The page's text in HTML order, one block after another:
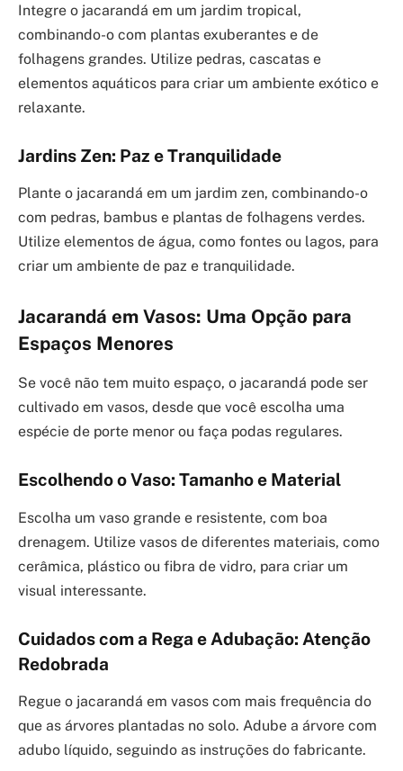
Integre o jacarandá em um jardim tropical,
combinando-o com plantas exuberantes e de
folhagens grandes. Utilize pedras, cascatas e
elementos aquáticos para criar um ambiente exótico e
relaxante.
Jardins Zen: Paz e Tranquilidade
Plante o jacarandá em um jardim zen, combinando-o
com pedras, bambus e plantas de folhagens verdes.
Utilize elementos de água, como fontes ou lagos, para
criar um ambiente de paz e tranquilidade.
Jacarandá em Vasos: Uma Opção para
Espaços Menores
Se você não tem muito espaço, o jacarandá pode ser
cultivado em vasos, desde que você escolha uma
espécie de porte menor ou faça podas regulares.
Escolhendo o Vaso: Tamanho e Material
Escolha um vaso grande e resistente, com boa
drenagem. Utilize vasos de diferentes materiais, como
cerâmica, plástico ou fibra de vidro, para criar um
visual interessante.
Cuidados com a Rega e Adubação: Atenção
Redobrada
Regue o jacarandá em vasos com mais frequência do
que as árvores plantadas no solo. Adube a árvore com
adubo líquido, seguindo as instruções do fabricante.